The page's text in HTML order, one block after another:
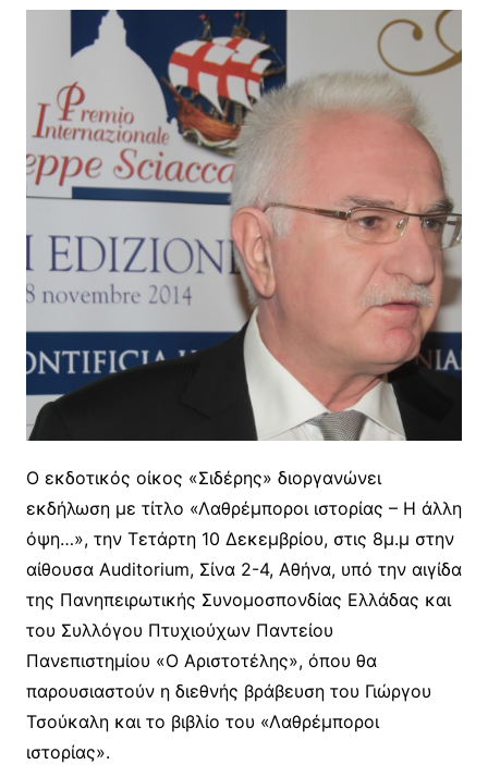
Ο εκδοτικός οίκος «Σιδέρης» διοργανώνει
εκδήλωση με τίτλο «Λαθρέμποροι ιστορίας – Η άλλη
όψη…», την Τετάρτη 10 Δεκεμβρίου, στις 8μ.μ στην
αίθουσα Auditorium, Σίνα 2-4, Αθήνα, υπό την αιγίδα
της Πανηπειρωτικής Συνομοσπονδίας Ελλάδας και
του Συλλόγου Πτυχιούχων Παντείου
Πανεπιστημίου «Ο Αριστοτέλης», όπου θα
παρουσιαστούν η διεθνής βράβευση του Γιώργου
Τσούκαλη και το βιβλίο του «Λαθρέμποροι
ιστορίας».